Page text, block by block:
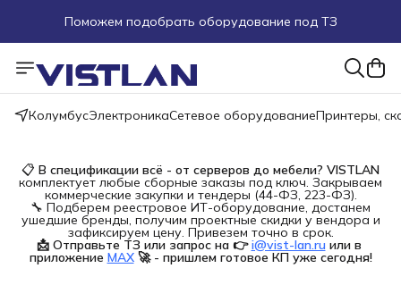
Поможем подобрать оборудование под ТЗ
Пуско-наладочные работы
Пришлите запрос на e-mail или в чат
КолумбусЭлектроникаСетевое оборудованиеПринтеры,
📋 В спецификации всё - от серверов до мебели? VISTLAN
комплектует любые сборные заказы под ключ. Закрываем
коммерческие закупки и тендеры (44-ФЗ, 223-ФЗ).
🔧 Подберем реестровое ИТ-оборудование, достанем
ушедшие бренды, получим проектные скидки у вендора и
зафиксируем цену. Привезем точно в срок.
📩 Отправьте ТЗ или запрос на 👉 i@vist-lan.ru или в
приложение MAX 🚀 - пришлем готовое КП уже сегодня!